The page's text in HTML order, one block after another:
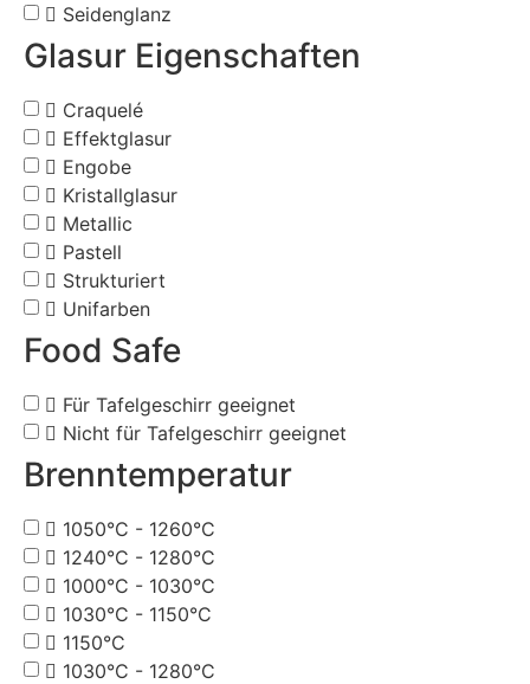
Seidenglanz
Glasur Eigenschaften
Craquelé
Effektglasur
Engobe
Kristallglasur
Metallic
Pastell
Strukturiert
Unifarben
Food Safe
Für Tafelgeschirr geeignet
Nicht für Tafelgeschirr geeignet
Brenntemperatur
1050°C - 1260°C
1240°C - 1280°C
1000°C - 1030°C
1030°C - 1150°C
1150°C
1030°C - 1280°C